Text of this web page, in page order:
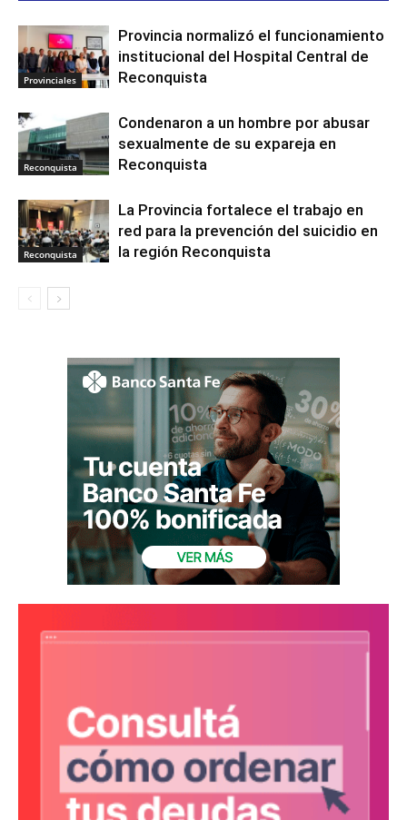
Provinciales
Provincia normalizó el funcionamiento
institucional del Hospital Central de
Reconquista
Reconquista
Condenaron a un hombre por abusar
sexualmente de su expareja en
Reconquista
Reconquista
La Provincia fortalece el trabajo en
red para la prevención del suicidio en
la región Reconquista